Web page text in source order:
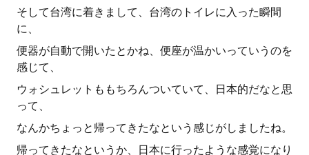
そして台湾に着きまして、台湾のトイレに入った瞬間
に、
便器が自動で開いたとかね、便座が温かいっていうのを
感じて、
ウォシュレットももちろんついていて、日本的だなと思
って、
なんかちょっと帰ってきたなという感じがしましたね。
帰ってきたなというか、日本に行ったような感覚になり